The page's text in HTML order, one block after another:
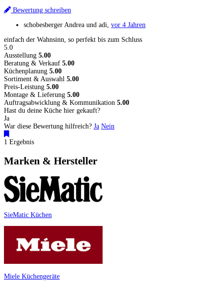
Bewertung schreiben
schobesberger Andrea und adi, vor 4 Jahren
einfach der Wahnsinn, so perfekt bis zum Schluss
5.0
Ausstellung 5.00
Beratung & Verkauf 5.00
Küchenplanung 5.00
Sortiment & Auswahl 5.00
Preis-Leistung 5.00
Montage & Lieferung 5.00
Auftragsabwicklung & Kommunikation 5.00
Hast du deine Küche hier gekauft?
Ja
War diese Bewertung hilfreich? Ja Nein
1 Ergebnis
Marken & Hersteller
SieMatic Küchen
Miele Küchengeräte